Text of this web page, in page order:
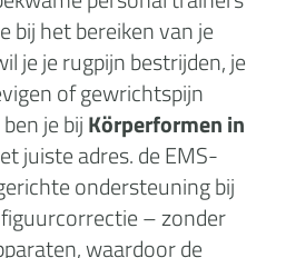
bij het bereiken van je
je je rugpijn bestrijden, je
of gewrichtspijn
je bijKörperformen in
juiste adres. de EMS-
ondersteuning bij
– zonder
waardoor de